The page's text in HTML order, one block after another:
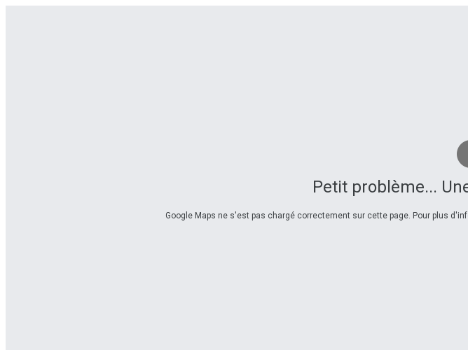
Petit problème...
Google Maps ne s'est pas chargé correctement sur cette page. Pour plus